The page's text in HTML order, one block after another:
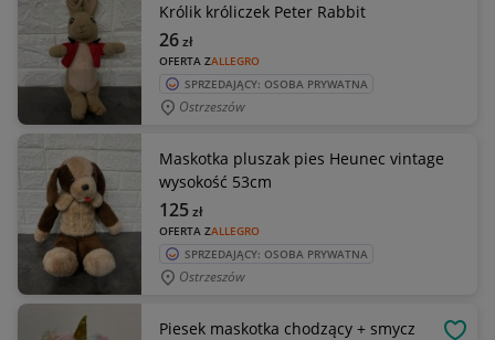
Królik króliczek Peter Rabbit
OFERTA ZALLEGRO
26zł
SPRZEDAJĄCY: OSOBA PRYWATNA
Ostrzeszów
Maskotka pluszak pies Heunec vintage
wysokość 53cm
OFERTA ZALLEGRO
125zł
SPRZEDAJĄCY: OSOBA PRYWATNA
Ostrzeszów
Piesek maskotka chodzący + smycz